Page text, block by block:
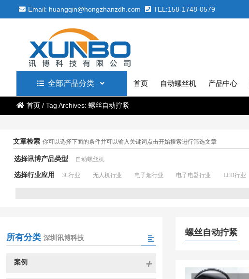
Email: huangqin@hongzhanzdh.com TEL:158-1748-0579
全部产品分类 首页 自动螺丝机 产品中心
首页/ Tag Archives: 螺丝自动拧紧
文章检索 你可以选择下面的条件并可以输入关键词点击开始搜索进行筛选文章
选择讯博产品类型 自动螺丝机
选择行业应用 3C行业 无人机行业 电子烟行业 电子电器行业 LED行业
螺丝自动拧紧
所有分类 深圳讯博科技
案例